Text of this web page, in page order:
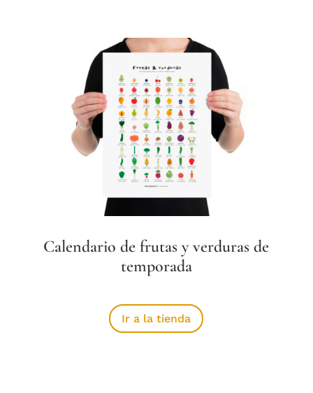
Calendario de frutas y verduras de
temporada
Ir a la tienda